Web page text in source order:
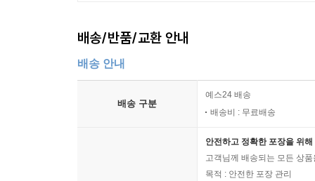
배송/반품/교환 안내
배송 안내
배송 구분
예스24 배송
배송비 : 무료배송
안전하고 정확한 포장을 위
고객님께 배송되는 모든 상
목적 : 안전한 포장 관리